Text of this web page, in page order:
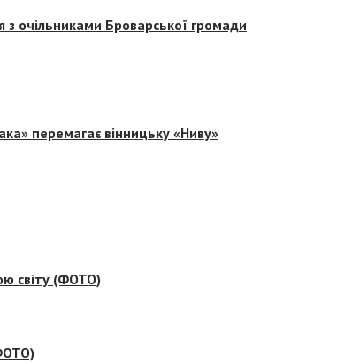
з очільниками Броварської громади
перемагає вінницьку «Ниву»
світу (ФОТО)